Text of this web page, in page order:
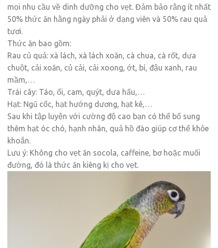
mọi nhu cầu về dinh dưỡng cho vẹt. Đảm bảo rằng ít nhất
50% thức ăn hằng ngày phải ở dạng viên và 50% rau quả
tươi.
Thức ăn bao gồm:
Rau củ quả: xà lách, xà lách xoăn, cà chua, cà rốt, dưa
chuột, cải xoăn, củ cải, cải xoong, ớt, bí, đậu xanh, rau
mầm,…
Trái cây: Táo, ổi, cam, quýt, dưa hấu,…
Hạt: Ngũ cốc, hạt hướng dương, hạt kê,…
Sau khi tập luyện với cường độ cao bạn có thể bổ sung
thêm hạt óc chó, hạnh nhân, quả hồ đào giúp cơ thể khỏe
khoắn.
Lưu ý: Không cho vẹt ăn socola, caffeine, bơ hoặc muối
đường, đó là thức ăn kiêng kị cho vẹt.